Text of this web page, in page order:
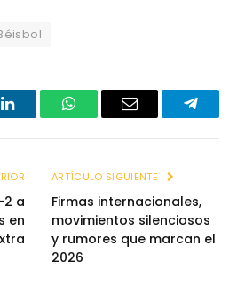
LinkedInWhatsAppEmail
2 a
en
ARTÍCULO SIGUIENTE
Firmas internacionales,
movimientos silenciosos
y rumores que marcan el
2026